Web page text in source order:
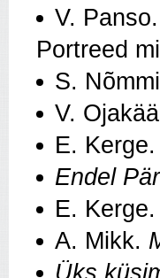
V. Panso.
Portreed
S.
V.
E. Kerge.
Endel
E. Kerge.
A. Mikk.
Üks